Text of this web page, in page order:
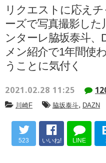
リクエストに応え
ーズで写真撮影した
ンターレ脇坂泰斗、
メン紹介で1年間使
うことに気付く
2021.02.28 11:25
川崎F 脇坂泰斗, DAZN
523 いいね! LINE